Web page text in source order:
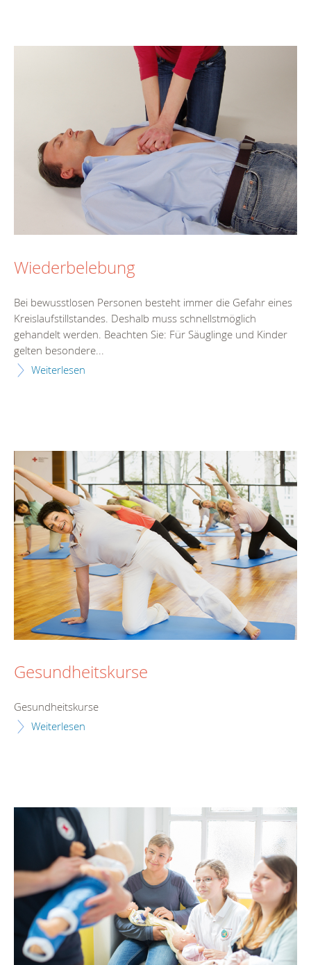
Wiederbelebung
Bei bewusstlosen Personen besteht immer die Gefahr eines
Kreislaufstillstandes. Deshalb muss schnellstmöglich
gehandelt werden. Beachten Sie: Für Säuglinge und Kinder
gelten besondere...
Weiterlesen
Gesundheitskurse
Gesundheitskurse
Weiterlesen